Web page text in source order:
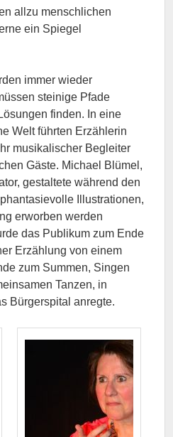
allzu menschlichen
ein Spiegel
immer wieder
steinige Pfade
finden. In eine
Welt führten Erzählerin
musikalischer Begleiter
Gäste. Michael Blümel,
gestaltete während den
Illustrationen,
erworben werden
das Publikum zum Ende
Erzählung von einem
zum Summen, Singen
Tanzen, in
Bürgerspital anregte.